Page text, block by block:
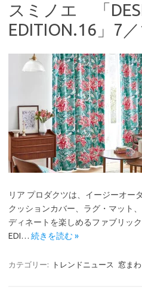
スミノエ 「
EDITION.16」7
リア プロダクツは、イージーオー
クッションカバー、ラグ・マット
ディネートを楽しめるファブリッ
EDI… 続きを読む »
カテゴリー: トレンドニュース 窓まわ